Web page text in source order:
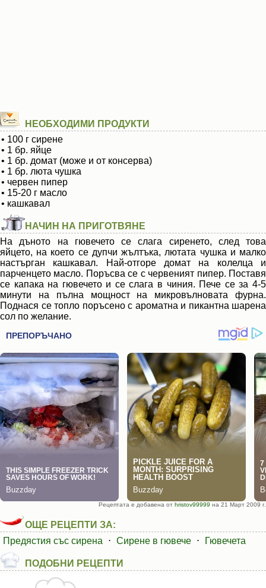
НЕОБХОДИМИ ПРОДУКТИ
• 100 г сирене
• 1 бр. яйце
• 1 бр. домат (може и от консерва)
• 1 бр. люта чушка
• червен пипер
• 15-20 г масло
• кашкавал
НАЧИН НА ПРИГОТВЯНЕ
На дъното на гювечето се слага сиренето, след това
яйцето, на което се дупчи жълтъка, лютата чушка и малко
настърган кашкавал. Най-отгоре домат на колелца и
парченцето масло. Поръсва се с червеният пипер. Поставя
се капака на гювечето и се слага в чиния. Пече се за 4-5
минути на пълна мощност на микровълновата фурна.
Поднася се топло поръсено с ароматна и пикантна шарена
сол по желание.
Рецептата е добавена от hristov99999 на 21 Март 2009 г.
ОЩЕ РЕЦЕПТИ ЗА:
Предястия със сирена
⋅ Сирене в гювече ⋅ Гювечета
ПОДОБНИ РЕЦЕПТИ